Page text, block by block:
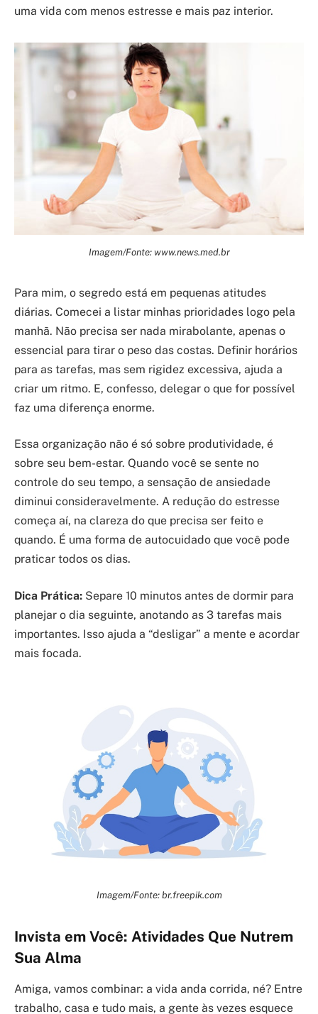
uma vida com menos estresse e mais paz interior.
Imagem/Fonte: www.news.med.br
Para mim, o segredo está em pequenas atitudes
diárias. Comecei a listar minhas prioridades logo pela
manhã. Não precisa ser nada mirabolante, apenas o
essencial para tirar o peso das costas. Definir horários
para as tarefas, mas sem rigidez excessiva, ajuda a
criar um ritmo. E, confesso, delegar o que for possível
faz uma diferença enorme.
Essa organização não é só sobre produtividade, é
sobre seu bem-estar. Quando você se sente no
controle do seu tempo, a sensação de ansiedade
diminui consideravelmente. A redução do estresse
começa aí, na clareza do que precisa ser feito e
quando. É uma forma de autocuidado que você pode
praticar todos os dias.
Dica Prática: Separe 10 minutos antes de dormir para
planejar o dia seguinte, anotando as 3 tarefas mais
importantes. Isso ajuda a “desligar” a mente e acordar
mais focada.
Imagem/Fonte: br.freepik.com
Invista em Você: Atividades Que Nutrem
Sua Alma
Amiga, vamos combinar: a vida anda corrida, né? Entre
trabalho, casa e tudo mais, a gente às vezes esquece